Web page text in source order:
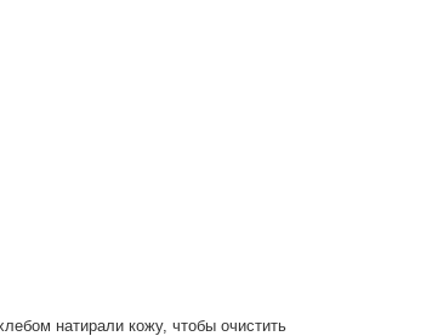
натирали кожу, чтобы очистить